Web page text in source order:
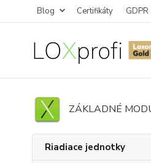
Blog Certifikáty GDPR
ZÁKLADNÉ
Riadiace jednotky